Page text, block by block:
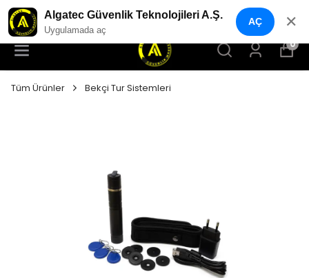
YENI NESIL GÜVENLIK GEÇIŞ SISTEMLERI
0
Tüm Ürünler Bekçi Tur Sistemleri
Algatec Güvenlik Teknolojileri A.Ş.
Uygulamada aç
AÇ ✕